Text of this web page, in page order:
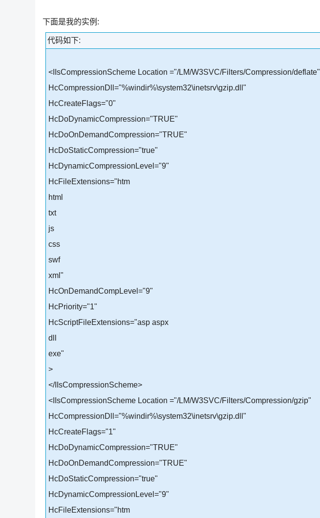
下面是我的实例:
代码如下:
<IIsCompressionScheme Location ="/LM/W3SVC/Filters/Compression/deflate"
HcCompressionDll="%windir%\system32\inetsrv\gzip.dll"
HcCreateFlags="0"
HcDoDynamicCompression="TRUE"
HcDoOnDemandCompression="TRUE"
HcDoStaticCompression="true"
HcDynamicCompressionLevel="9"
HcFileExtensions="htm
html
txt
js
css
swf
xml"
HcOnDemandCompLevel="9"
HcPriority="1"
HcScriptFileExtensions="asp aspx
dll
exe"
>
</IIsCompressionScheme>
<IIsCompressionScheme Location ="/LM/W3SVC/Filters/Compression/gzip"
HcCompressionDll="%windir%\system32\inetsrv\gzip.dll"
HcCreateFlags="1"
HcDoDynamicCompression="TRUE"
HcDoOnDemandCompression="TRUE"
HcDoStaticCompression="true"
HcDynamicCompressionLevel="9"
HcFileExtensions="htm